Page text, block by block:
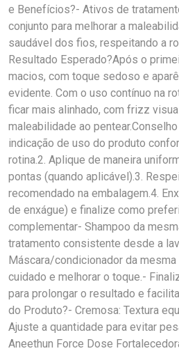
e Benefícios?- Ativos de
conjunto para melhorar a
saudável dos fios, respeitando a
Resultado Esperado?Após o
macios, com toque sedoso e
evidente. Com o uso contínuo na
ficar mais alinhado, com frizz
maleabilidade ao
indicação de uso do produto
rotina.2. Aplique de maneira
pontas (quando aplicável).3.
recomendado na embalagem.4.
de enxágue) e finalize como
complementar- Shampoo da
tratamento consistente desde a
Máscara/condicionador da
cuidado e melhorar o toque.-
para prolongar o resultado e
do Produto?- Cremosa: Textura
Ajuste a quantidade para evitar
Aneethun Force Dose